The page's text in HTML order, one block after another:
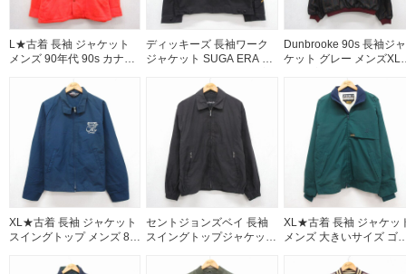
L★古着 長袖 ジャケット
メンズ 90年代 90s カナダ
ディッキーズ 長袖ワーク
ジャケット SUGA ERA ブ
Dunbrooke 90s 長袖ジャ
ケット グレー メンズXL
XL★古着 長袖 ジャケット
スイングトップ メンズ 80
USA製 ネイビー 26aug05
セントジョンズベイ 長袖
スイングトップジャケット
XL★古着 長袖 ジャケッ
メンズ 大きいサイズ ゴ